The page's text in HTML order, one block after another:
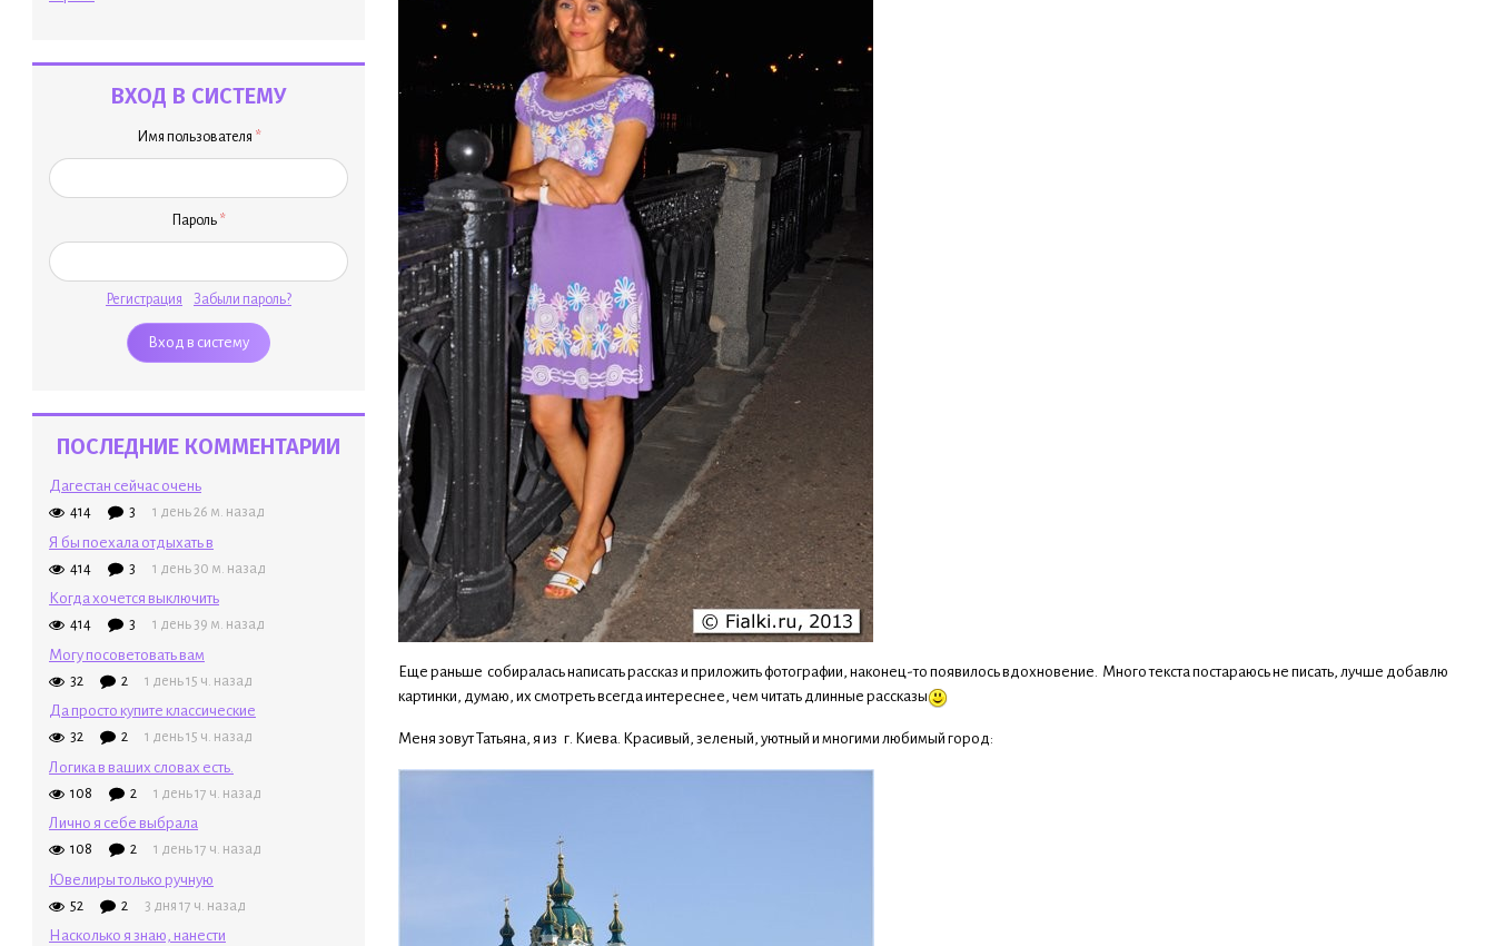
ВХОД В СИСТЕМУ
Имя пользователя *
Пароль *
Регистрация Забыли пароль?
ПОСЛЕДНИЕ КОММЕНТАРИИ
Дагестан сейчас очень
414 3 1 день 26 м. назад
Я бы поехала отдыхать в
414 3 1 день 30 м. назад
Когда хочется выключить
414 3 1 день 39 м. назад
Могу посоветовать вам
32 2 1 день 15 ч. назад
Да просто купите классические
32 2 1 день 15 ч. назад
Логика в ваших словах есть.
108 2 1 день 17 ч. назад
Лично я себе выбрала
108 2 1 день 17 ч. назад
Ювелиры только ручную
52 2 3 дня 17 ч. назад
Насколько я знаю, нанести
Еще раньше собиралась написать рассказ и приложить фотографии, наконец-то появилось вдохновение. Много текста постараюсь не писать, лучше добавлю
картинки, думаю, их смотреть всегда интереснее, чем читать длинные рассказы
Меня зовут Татьяна, я из г. Киева. Красивый, зеленый, уютный и многими любимый город: